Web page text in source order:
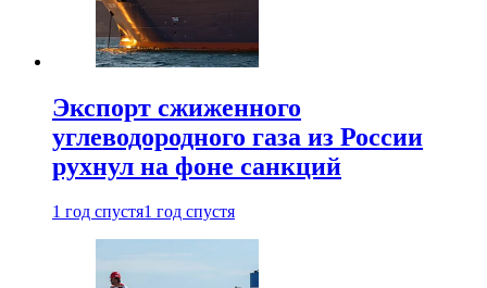
Экспорт сжиженного
углеводородного газа из России
рухнул на фоне санкций
1 год спустя1 год спустя